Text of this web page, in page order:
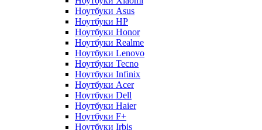
Ноутбуки Asus
Ноутбуки HP
Ноутбуки Honor
Ноутбуки Realme
Ноутбуки Lenovo
Ноутбуки Tecno
Ноутбуки Infinix
Ноутбуки Acer
Ноутбуки Dell
Ноутбуки Haier
Ноутбуки F+
Ноутбуки Irbis